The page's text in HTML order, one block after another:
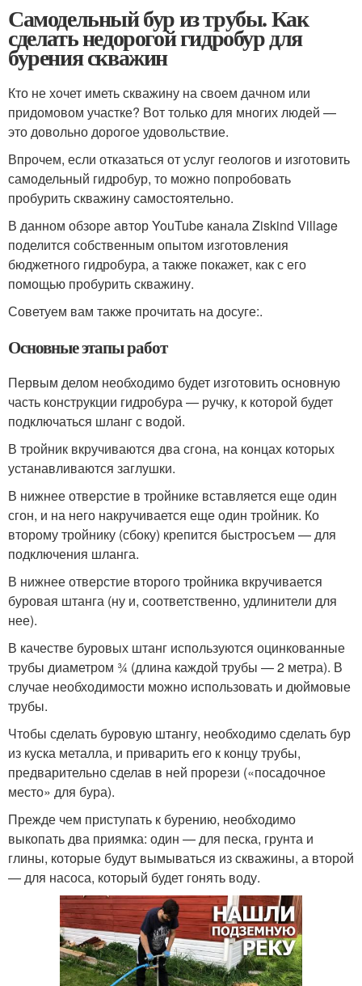
Самодельный бур из трубы. Как
сделать недорогой гидробур для
бурения скважин
Кто не хочет иметь скважину на своем дачном или
придомовом участке? Вот только для многих людей —
это довольно дорогое удовольствие.
Впрочем, если отказаться от услуг геологов и изготовить
самодельный гидробур, то можно попробовать
пробурить скважину самостоятельно.
В данном обзоре автор YouTube канала Ziskind Village
поделится собственным опытом изготовления
бюджетного гидробура, а также покажет, как с его
помощью пробурить скважину.
Советуем вам также прочитать на досуге:.
Основные этапы работ
Первым делом необходимо будет изготовить основную
часть конструкции гидробура — ручку, к которой будет
подключаться шланг с водой.
В тройник вкручиваются два сгона, на концах которых
устанавливаются заглушки.
В нижнее отверстие в тройнике вставляется еще один
сгон, и на него накручивается еще один тройник. Ко
второму тройнику (сбоку) крепится быстросъем — для
подключения шланга.
В нижнее отверстие второго тройника вкручивается
буровая штанга (ну и, соответственно, удлинители для
нее).
В качестве буровых штанг используются оцинкованные
трубы диаметром ¾ (длина каждой трубы — 2 метра). В
случае необходимости можно использовать и дюймовые
трубы.
Чтобы сделать буровую штангу, необходимо сделать бур
из куска металла, и приварить его к концу трубы,
предварительно сделав в ней прорези («посадочное
место» для бура).
Прежде чем приступать к бурению, необходимо
выкопать два приямка: один — для песка, грунта и
глины, которые будут вымываться из скважины, а второй
— для насоса, который будет гонять воду.